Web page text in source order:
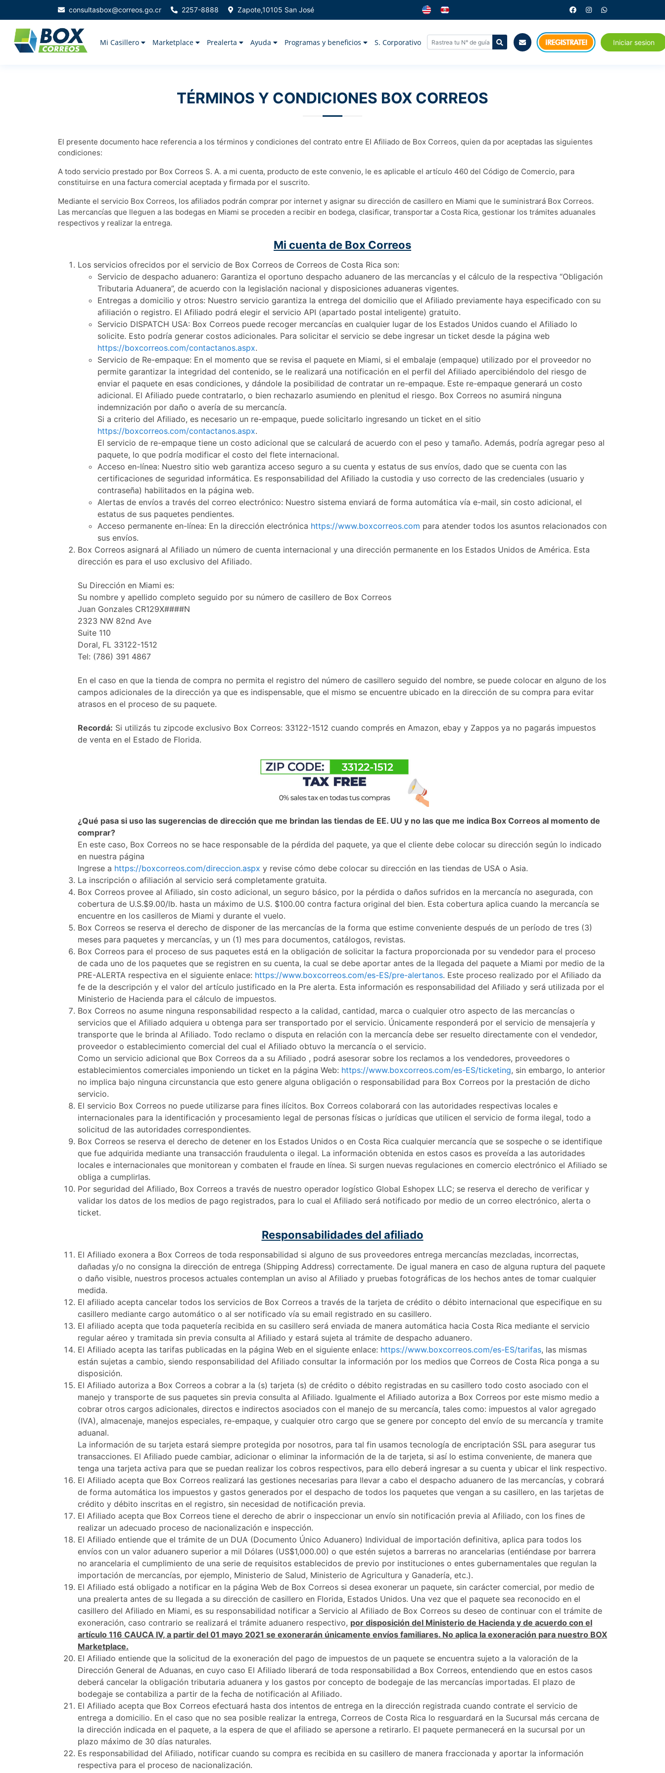
consultasbox@correos.go.cr 2257-8888 Zapote,10105 San José
Mi Casillero Marketplace Prealerta Ayuda Programas y beneficios S. Corporativo Iniciar sesion
TÉRMINOS Y CONDICIONES BOX CORREOS
El presente documento hace referencia a los términos y condiciones del contrato entre El Afiliado de Box Correos, quien da por aceptadas las siguientes
condiciones:
A todo servicio prestado por Box Correos S. A. a mi cuenta, producto de este convenio, le es aplicable el artículo 460 del Código de Comercio, para
constituirse en una factura comercial aceptada y firmada por el suscrito.
Mediante el servicio Box Correos, los afiliados podrán comprar por internet y asignar su dirección de casillero en Miami que le suministrará Box Correos.
Las mercancías que lleguen a las bodegas en Miami se proceden a recibir en bodega, clasificar, transportar a Costa Rica, gestionar los trámites aduanales
respectivos y realizar la entrega.
Mi cuenta de Box Correos
Los servicios ofrecidos por el servicio de Box Correos de Correos de Costa Rica son:
Servicio de despacho aduanero: Garantiza el oportuno despacho aduanero de las mercancías y el cálculo de la respectiva “Obligación
Tributaria Aduanera”, de acuerdo con la legislación nacional y disposiciones aduaneras vigentes.
Entregas a domicilio y otros: Nuestro servicio garantiza la entrega del domicilio que el Afiliado previamente haya especificado con su
afiliación o registro. El Afiliado podrá elegir el servicio API (apartado postal inteligente) gratuito.
Servicio DISPATCH USA: Box Correos puede recoger mercancías en cualquier lugar de los Estados Unidos cuando el Afiliado lo
solicite. Esto podría generar costos adicionales. Para solicitar el servicio se debe ingresar un ticket desde la página web
https://boxcorreos.com/contactanos.aspx.
Servicio de Re-empaque: En el momento que se revisa el paquete en Miami, si el embalaje (empaque) utilizado por el proveedor no
permite garantizar la integridad del contenido, se le realizará una notificación en el perfil del Afiliado apercibiéndolo del riesgo de
enviar el paquete en esas condiciones, y dándole la posibilidad de contratar un re-empaque. Este re-empaque generará un costo
adicional. El Afiliado puede contratarlo, o bien rechazarlo asumiendo en plenitud el riesgo. Box Correos no asumirá ninguna
indemnización por daño o avería de su mercancía.
Si a criterio del Afiliado, es necesario un re-empaque, puede solicitarlo ingresando un ticket en el sitio
https://boxcorreos.com/contactanos.aspx.
El servicio de re-empaque tiene un costo adicional que se calculará de acuerdo con el peso y tamaño. Además, podría agregar peso al
paquete, lo que podría modificar el costo del flete internacional.
Acceso en-línea: Nuestro sitio web garantiza acceso seguro a su cuenta y estatus de sus envíos, dado que se cuenta con las
certificaciones de seguridad informática. Es responsabilidad del Afiliado la custodia y uso correcto de las credenciales (usuario y
contraseña) habilitados en la página web.
Alertas de envíos a través del correo electrónico: Nuestro sistema enviará de forma automática vía e-mail, sin costo adicional, el
estatus de sus paquetes pendientes.
Acceso permanente en-línea: En la dirección electrónica https://www.boxcorreos.com para atender todos los asuntos relacionados con
sus envíos.
Box Correos asignará al Afiliado un número de cuenta internacional y una dirección permanente en los Estados Unidos de América. Esta
dirección es para el uso exclusivo del Afiliado.
Su Dirección en Miami es:
Su nombre y apellido completo seguido por su número de casillero de Box Correos
Juan Gonzales CR129X####N
2323 NW 82nd Ave
Suite 110
Doral, FL 33122-1512
Tel: (786) 391 4867
En el caso en que la tienda de compra no permita el registro del número de casillero seguido del nombre, se puede colocar en alguno de los
campos adicionales de la dirección ya que es indispensable, que el mismo se encuentre ubicado en la dirección de su compra para evitar
atrasos en el proceso de su paquete.
Recordá: Si utilizás tu zipcode exclusivo Box Correos: 33122-1512 cuando comprés en Amazon, ebay y Zappos ya no pagarás impuestos
de venta en el Estado de Florida.
¿Qué pasa si uso las sugerencias de dirección que me brindan las tiendas de EE. UU y no las que me indica Box Correos al momento de
comprar?
En este caso, Box Correos no se hace responsable de la pérdida del paquete, ya que el cliente debe colocar su dirección según lo indicado
en nuestra página
Ingrese a https://boxcorreos.com/direccion.aspx y revise cómo debe colocar su dirección en las tiendas de USA o Asia.
La inscripción o afiliación al servicio será completamente gratuita.
Box Correos provee al Afiliado, sin costo adicional, un seguro básico, por la pérdida o daños sufridos en la mercancía no asegurada, con
cobertura de U.S.$9.00/lb. hasta un máximo de U.S. $100.00 contra factura original del bien. Esta cobertura aplica cuando la mercancía se
encuentre en los casilleros de Miami y durante el vuelo.
Box Correos se reserva el derecho de disponer de las mercancías de la forma que estime conveniente después de un período de tres (3)
meses para paquetes y mercancías, y un (1) mes para documentos, catálogos, revistas.
Box Correos para el proceso de sus paquetes está en la obligación de solicitar la factura proporcionada por su vendedor para el proceso
de cada uno de los paquetes que se registren en su cuenta, la cual se debe aportar antes de la llegada del paquete a Miami por medio de la
PRE-ALERTA respectiva en el siguiente enlace: https://www.boxcorreos.com/es-ES/pre-alertanos. Este proceso realizado por el Afiliado da
fe de la descripción y el valor del artículo justificado en la Pre alerta. Esta información es responsabilidad del Afiliado y será utilizada por el
Ministerio de Hacienda para el cálculo de impuestos.
Box Correos no asume ninguna responsabilidad respecto a la calidad, cantidad, marca o cualquier otro aspecto de las mercancías o
servicios que el Afiliado adquiera u obtenga para ser transportado por el servicio. Únicamente responderá por el servicio de mensajería y
transporte que le brinda al Afiliado. Todo reclamo o disputa en relación con la mercancía debe ser resuelto directamente con el vendedor,
proveedor o establecimiento comercial del cual el Afiliado obtuvo la mercancía o el servicio.
Como un servicio adicional que Box Correos da a su Afiliado , podrá asesorar sobre los reclamos a los vendedores, proveedores o
establecimientos comerciales imponiendo un ticket en la página Web: https://www.boxcorreos.com/es-ES/ticketing, sin embargo, lo anterior
no implica bajo ninguna circunstancia que esto genere alguna obligación o responsabilidad para Box Correos por la prestación de dicho
servicio.
El servicio Box Correos no puede utilizarse para fines ilícitos. Box Correos colaborará con las autoridades respectivas locales e
internacionales para la identificación y procesamiento legal de personas físicas o jurídicas que utilicen el servicio de forma ilegal, todo a
solicitud de las autoridades correspondientes.
Box Correos se reserva el derecho de detener en los Estados Unidos o en Costa Rica cualquier mercancía que se sospeche o se identifique
que fue adquirida mediante una transacción fraudulenta o ilegal. La información obtenida en estos casos es proveída a las autoridades
locales e internacionales que monitorean y combaten el fraude en línea. Si surgen nuevas regulaciones en comercio electrónico el Afiliado se
obliga a cumplirlas.
Por seguridad del Afiliado, Box Correos a través de nuestro operador logístico Global Eshopex LLC; se reserva el derecho de verificar y
validar los datos de los medios de pago registrados, para lo cual el Afiliado será notificado por medio de un correo electrónico, alerta o
ticket.
Responsabilidades del afiliado
El Afiliado exonera a Box Correos de toda responsabilidad si alguno de sus proveedores entrega mercancías mezcladas, incorrectas,
dañadas y/o no consigna la dirección de entrega (Shipping Address) correctamente. De igual manera en caso de alguna ruptura del paquete
o daño visible, nuestros procesos actuales contemplan un aviso al Afiliado y pruebas fotográficas de los hechos antes de tomar cualquier
medida.
El afiliado acepta cancelar todos los servicios de Box Correos a través de la tarjeta de crédito o débito internacional que especifique en su
casillero mediante cargo automático o al ser notificado vía su email registrado en su casillero.
El afiliado acepta que toda paquetería recibida en su casillero será enviada de manera automática hacia Costa Rica mediante el servicio
regular aéreo y tramitada sin previa consulta al Afiliado y estará sujeta al trámite de despacho aduanero.
El Afiliado acepta las tarifas publicadas en la página Web en el siguiente enlace: https://www.boxcorreos.com/es-ES/tarifas, las mismas
están sujetas a cambio, siendo responsabilidad del Afiliado consultar la información por los medios que Correos de Costa Rica ponga a su
disposición.
El Afiliado autoriza a Box Correos a cobrar a la (s) tarjeta (s) de crédito o débito registradas en su casillero todo costo asociado con el
manejo y transporte de sus paquetes sin previa consulta al Afiliado. Igualmente el Afiliado autoriza a Box Correos por este mismo medio a
cobrar otros cargos adicionales, directos e indirectos asociados con el manejo de su mercancía, tales como: impuestos al valor agregado
(IVA), almacenaje, manejos especiales, re-empaque, y cualquier otro cargo que se genere por concepto del envío de su mercancía y tramite
aduanal.
La información de su tarjeta estará siempre protegida por nosotros, para tal fin usamos tecnología de encriptación SSL para asegurar tus
transacciones. El Afiliado puede cambiar, adicionar o eliminar la información de la de tarjeta, si así lo estima conveniente, de manera que
tenga una tarjeta activa para que se puedan realizar los cobros respectivos, para ello deberá ingresar a su cuenta y ubicar el link respectivo.
El Afiliado acepta que Box Correos realizará las gestiones necesarias para llevar a cabo el despacho aduanero de las mercancías, y cobrará
de forma automática los impuestos y gastos generados por el despacho de todos los paquetes que vengan a su casillero, en las tarjetas de
crédito y débito inscritas en el registro, sin necesidad de notificación previa.
El Afiliado acepta que Box Correos tiene el derecho de abrir o inspeccionar un envío sin notificación previa al Afiliado, con los fines de
realizar un adecuado proceso de nacionalización e inspección.
El Afiliado entiende que el trámite de un DUA (Documento Único Aduanero) Individual de importación definitiva, aplica para todos los
envíos con un valor aduanero superior a mil Dólares (US$1,000.00) o que estén sujetos a barreras no arancelarias (entiéndase por barrera
no arancelaria el cumplimiento de una serie de requisitos establecidos de previo por instituciones o entes gubernamentales que regulan la
importación de mercancías, por ejemplo, Ministerio de Salud, Ministerio de Agricultura y Ganadería, etc.).
El Afiliado está obligado a notificar en la página Web de Box Correos si desea exonerar un paquete, sin carácter comercial, por medio de
una prealerta antes de su llegada a su dirección de casillero en Florida, Estados Unidos. Una vez que el paquete sea reconocido en el
casillero del Afiliado en Miami, es su responsabilidad notificar a Servicio al Afiliado de Box Correos su deseo de continuar con el trámite de
exoneración, caso contrario se realizará el trámite aduanero respectivo, por disposición del Ministerio de Hacienda y de acuerdo con el
artículo 116 CAUCA IV, a partir del 01 mayo 2021 se exonerarán únicamente envíos familiares. No aplica la exoneración para nuestro BOX
Marketplace.
El Afiliado entiende que la solicitud de la exoneración del pago de impuestos de un paquete se encuentra sujeto a la valoración de la
Dirección General de Aduanas, en cuyo caso El Afiliado liberará de toda responsabilidad a Box Correos, entendiendo que en estos casos
deberá cancelar la obligación tributaria aduanera y los gastos por concepto de bodegaje de las mercancías importadas. El plazo de
bodegaje se contabiliza a partir de la fecha de notificación al Afiliado.
El Afiliado acepta que Box Correos efectuará hasta dos intentos de entrega en la dirección registrada cuando contrate el servicio de
entrega a domicilio. En el caso que no sea posible realizar la entrega, Correos de Costa Rica lo resguardará en la Sucursal más cercana de
la dirección indicada en el paquete, a la espera de que el afiliado se apersone a retirarlo. El paquete permanecerá en la sucursal por un
plazo máximo de 30 días naturales.
Es responsabilidad del Afiliado, notificar cuando su compra es recibida en su casillero de manera fraccionada y aportar la información
respectiva para el proceso de nacionalización.